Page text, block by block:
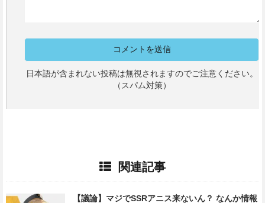
日本語が含まれない投稿は無視されますのでご注意ください。
（スパム対策）
関連記事
【議論】マジでSSRアニス来ないん？ なんか情報